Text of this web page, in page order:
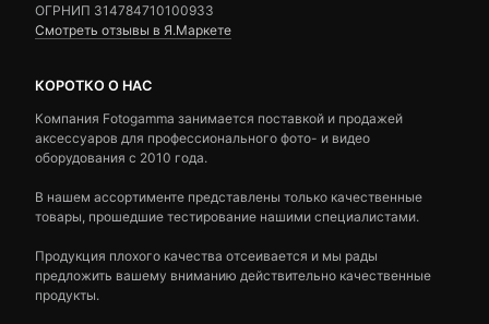
ОГРНИП 314784710100933
Смотреть отзывы в Я.Маркете
КОРОТКО О НАС
Компания Fotogamma занимается поставкой и продажей
аксессуаров для профессионального фото- и видео
оборудования с 2010 года.
В нашем ассортименте представлены только качественные
товары, прошедшие тестирование нашими специалистами.
Продукция плохого качества отсеивается и мы рады
предложить вашему вниманию действительно качественные
продукты.